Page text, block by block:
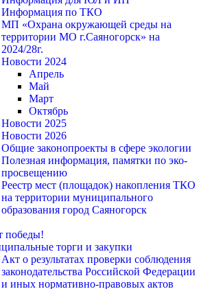
Информация по ТКО
МП «Охрана окружающей среды на
территории МО г.Саяногорск» на
2024/28г.
Новости 2024
Апрель
Май
Март
Октябрь
Новости 2025
Новости 2026
Общие законопроекты в сфере экологии
Полезная информация, памятки по эко-
просвещению
Реестр мест (площадок) накопления ТКО
на территории муниципального
образования город Саяногорск
победы!
торги и закупки
Акт о результатах проверки соблюдения
законодательства Российской Федерации
и иных нормативно-правовых актов